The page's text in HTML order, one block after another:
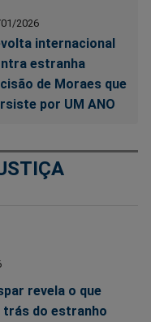
2026
internacional
estranha
de Moraes que
por UM ANO
revela o que
trás do estranho